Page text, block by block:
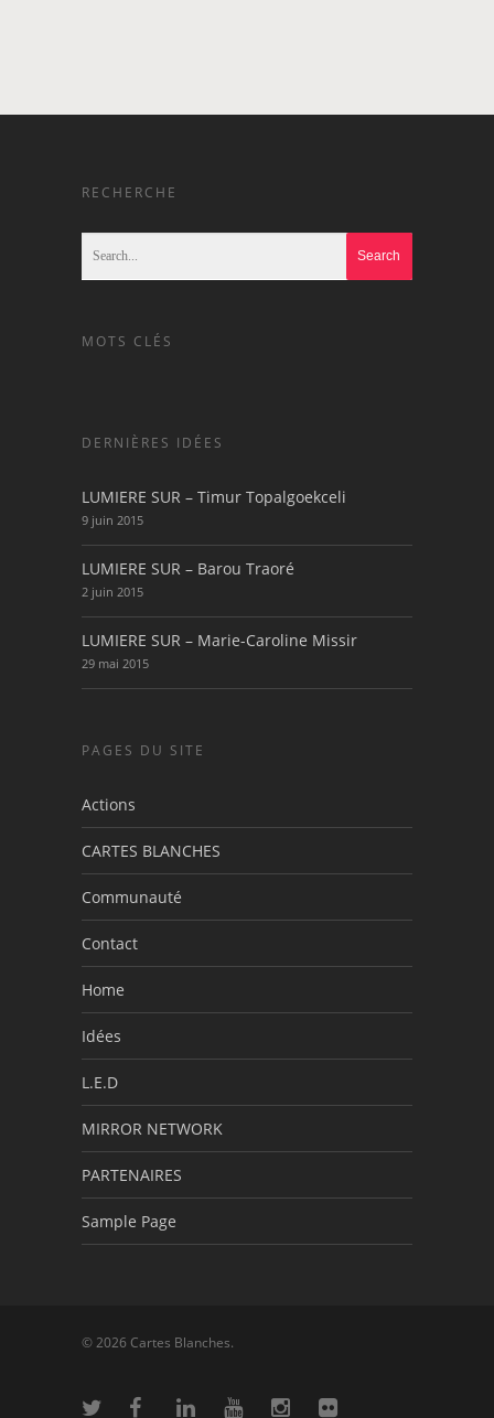
RECHERCHE
MOTS CLÉS
DERNIÈRES IDÉES
LUMIERE SUR – Timur Topalgoekceli
9 juin 2015
LUMIERE SUR – Barou Traoré
2 juin 2015
LUMIERE SUR – Marie-Caroline Missir
29 mai 2015
PAGES DU SITE
Actions
CARTES BLANCHES
Communauté
Contact
Home
Idées
L.E.D
MIRROR NETWORK
PARTENAIRES
Sample Page
© 2026 Cartes Blanches.